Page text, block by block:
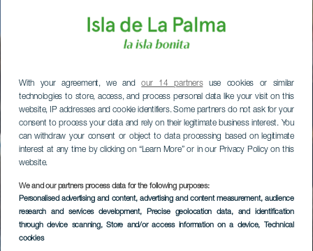
With your agreement, we andour 14 partnersuse cookies or similar
technologies to store, access, and process personal data like your visit on this
website, IP addresses and cookie identifiers. Some partners do not ask for your
consent to process your data and rely on their legitimate business interest. You
can withdraw your consent or object to data processing based on legitimate
interest at any time by clicking on “Learn More” or in our Privacy Policy on this
website.
We and our partners process data for the following purposes:
Personalised advertising and content, advertising and content measurement, audience
research and services development, Precise geolocation data, and identification
through device scanning, Store and/or access information on a device, Technical
cookies